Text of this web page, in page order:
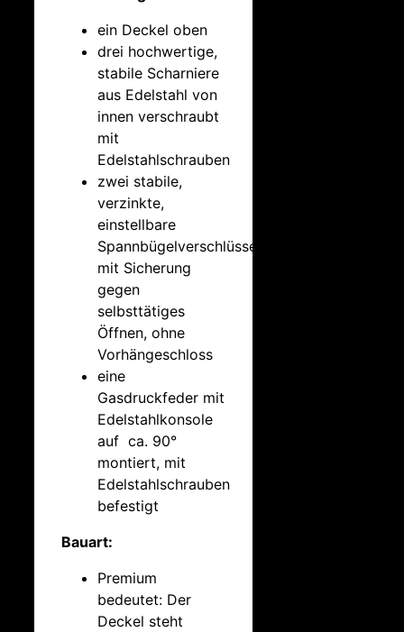
ein Deckel oben
drei hochwertige,
stabile Scharniere
aus Edelstahl von
innen verschraubt
mit
Edelstahlschrauben
zwei stabile,
verzinkte,
einstellbare
Spannbügelverschlüsse
mit Sicherung
gegen
selbsttätiges
Öffnen, ohne
Vorhängeschloss
eine
Gasdruckfeder mit
Edelstahlkonsole
auf ca. 90°
montiert, mit
Edelstahlschrauben
befestigt
Bauart:
Premium
bedeutet: Der
Deckel steht